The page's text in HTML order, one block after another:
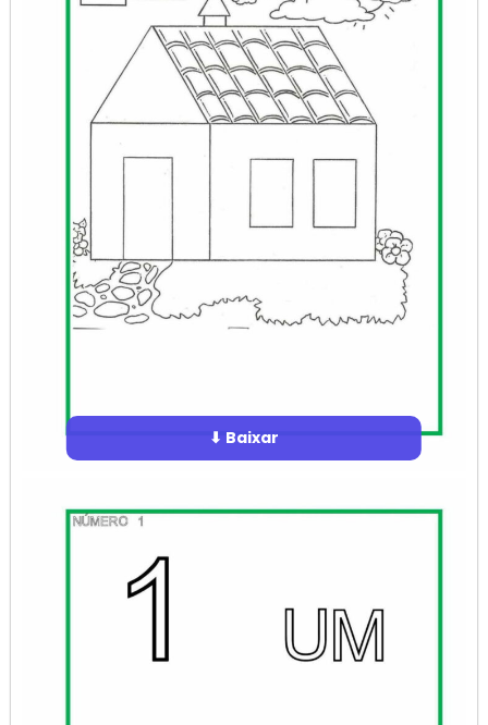
⬇ Baixar